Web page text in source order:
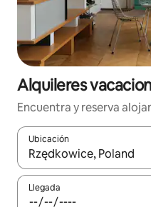
Alquileres
Encuentra y reserva
Ubicación
Cuando los resultados
Llegada